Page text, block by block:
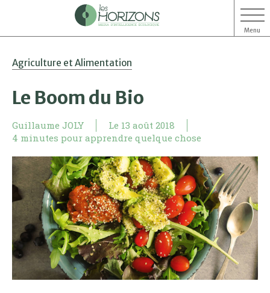
Menu
Agriculture et Alimentation
Le Boom du Bio
Guillaume JOLY Le 13 août 2018
4 minutes pour apprendre quelque chose